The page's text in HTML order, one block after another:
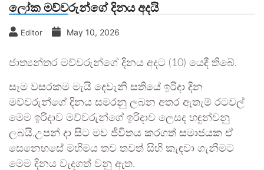
ලෝක මව්වරුන්ගේ දිනය අදයි
Editor May 10, 2026
ජාත්‍යන්තර මව්වරුන්ගේ දිනය අදට (10) යෙදී තිබේ.
සෑම වසරකම මැයි දෙවැනි සතියේ ඉරිදා දින
මව්වරුන්ගේ දිනය සමරනු ලබන අතර ඇතැම් රටවල්
මෙම ඉරිදාව මව්වරුන්ගේ ඉරිදාව ලෙසද හඳුන්වනු
ලබයි.උපන් දා සිට මව ජීවිතය කරගත් සමාජයක ඒ
සෙනෙහසේ මහිමය තව තවත් සිහි කැඳවා ගැනීමට
මෙම දිනය වැදගත් වනු ඇත.